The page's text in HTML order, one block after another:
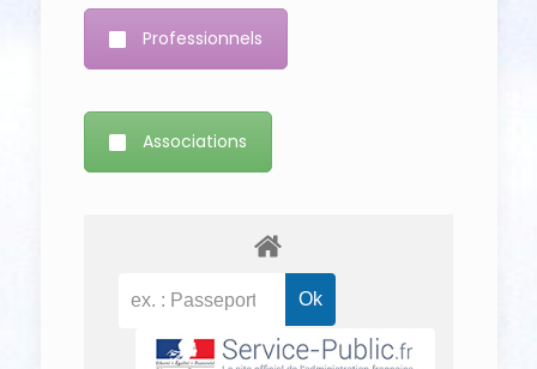
Professionnels
Associations